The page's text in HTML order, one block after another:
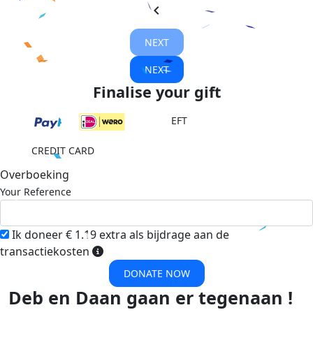
chevron_left
NEXT
NEXT
Finalise your gift
EFT
CREDIT CARD
Overboeking
Your Reference
Ik doneer € 1.19 extra als bijdrage aan de
transactiekosten
DONATE NOW
Deb en Daan gaan er tegenaan !